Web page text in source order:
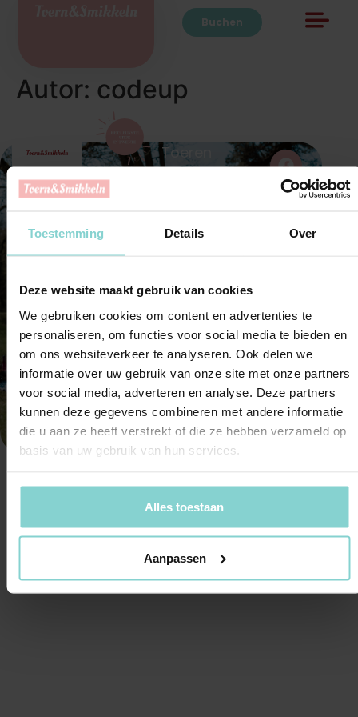
Toestemming Details Over
Deze website maakt gebruik van cookies
We gebruiken cookies om content en advertenties te
personaliseren, om functies voor social media te bieden en
om ons websiteverkeer te analyseren. Ook delen we
informatie over uw gebruik van onze site met onze partners
voor social media, adverteren en analyse. Deze partners
kunnen deze gegevens combineren met andere informatie
die u aan ze heeft verstrekt of die ze hebben verzameld op
basis van uw gebruik van hun services.
Alles toestaan
Aanpassen
Buchen
Autor: codeup
Toeren
und
davon:
Ambachtstraat
6B
7587 BW De
Lutte
06
45232665
Website:DigitalGuys